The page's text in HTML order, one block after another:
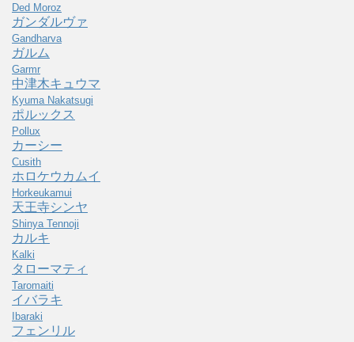
Ded Moroz
ガンダルヴァ
Gandharva
ガルム
Garmr
中津木キュウマ
Kyuma Nakatsugi
ポルックス
Pollux
カーシー
Cusith
ホロケウカムイ
Horkeukamui
天王寺シンヤ
Shinya Tennoji
カルキ
Kalki
タローマティ
Taromaiti
イバラキ
Ibaraki
フェンリル